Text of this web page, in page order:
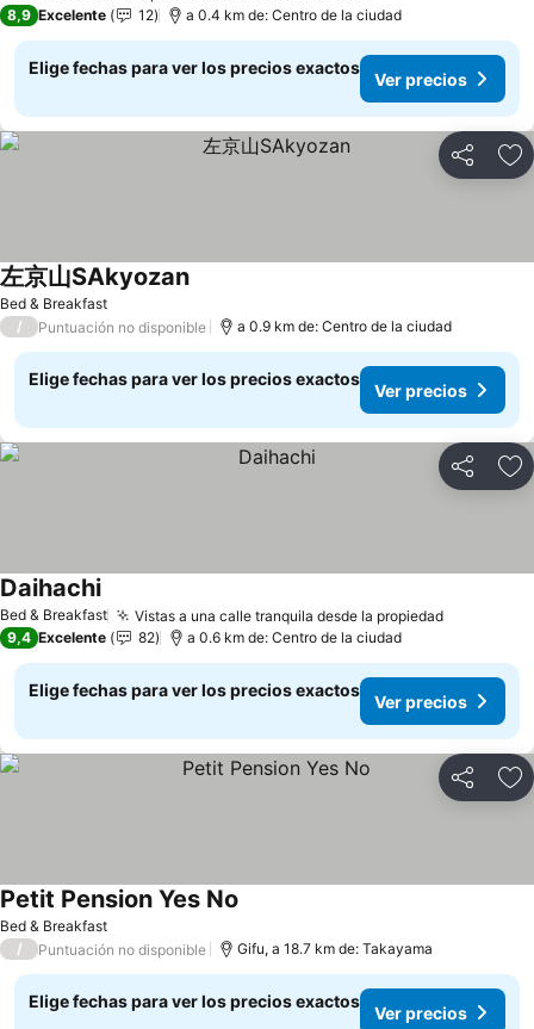
8,9 Excelente 12 a 0.4 km de: Centro de la ciudad
Elige fechas para ver los precios exactos
Ver precios
Compartir
Bed & Breakfast
左京山SAkyozanVer precios
/ Puntuación no disponible a 0.9 km de: Centro de la ciudad
Elige fechas para ver los precios exactos
Ver precios
Compartir
Bed & Breakfast Vistas a una calle tranquila desde la propiedadVer
DaihachiVer precios
9,4 Excelente 82 a 0.6 km de: Centro de la ciudad
Elige fechas para ver los precios exactos
Ver precios
Compartir
Bed & Breakfast
Petit Pension Yes No
/ Puntuación no disponible Gifu, a 18.7 km de: Takayama
Elige fechas para ver los precios exactos
Ver precios